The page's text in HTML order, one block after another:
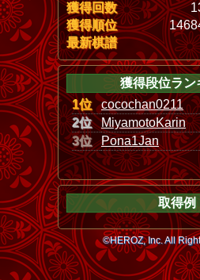
獲得回数
獲得順位
最新棋譜
獲得段位ラン
1位
cocochan0211
2位
MiyamotoKarin
3位
Pona1Jan
取得例
©HEROZ, Inc. All